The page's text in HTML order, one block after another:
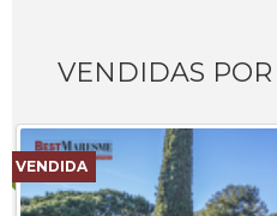
VENDIDAS
VENDIDA